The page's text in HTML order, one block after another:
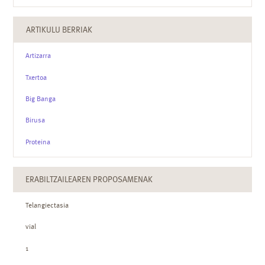
ARTIKULU BERRIAK
Artizarra
Txertoa
Big Banga
Birusa
Proteina
ERABILTZAILEAREN PROPOSAMENAK
Telangiectasia
vial
1